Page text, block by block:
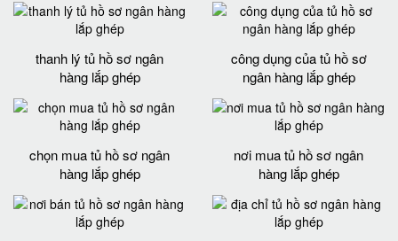
thanh lý tủ hồ sơ ngân
hàng lắp ghép
công dụng của tủ hồ sơ
ngân hàng lắp ghép
chọn mua tủ hồ sơ ngân
hàng lắp ghép
nơi mua tủ hồ sơ ngân
hàng lắp ghép